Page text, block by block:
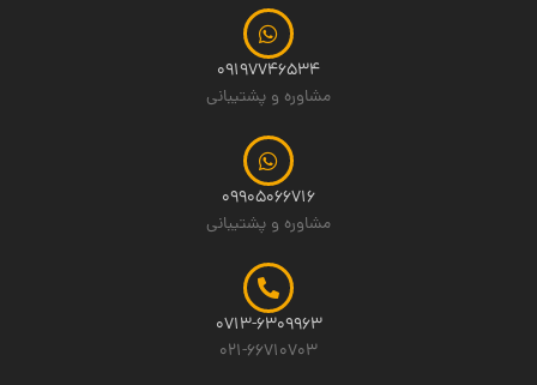
09197746534
مشاوره و پشتیبانی
09905066716
مشاوره و پشتیبانی
0713-6309963
021-66710703